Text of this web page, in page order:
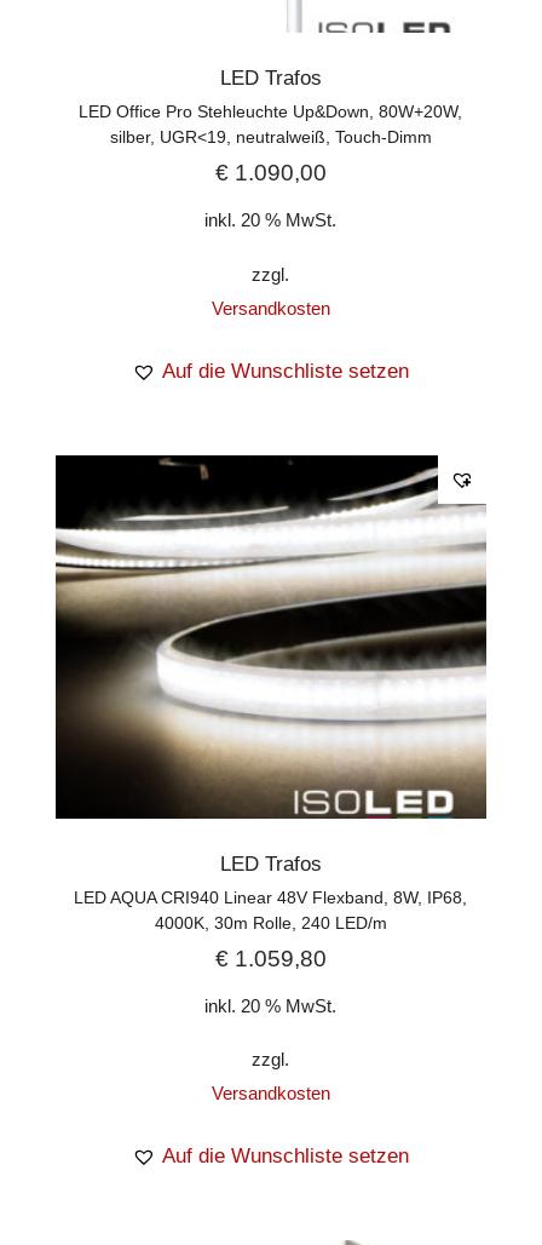
LED Trafos
LED Office Pro Stehleuchte Up&Down, 80W+20W,
silber, UGR<19, neutralweiß, Touch-Dimm
€1.090,00
inkl. 20 % MwSt.
zzgl.
Versandkosten
Auf die Wunschliste setzen
LED Trafos
LED AQUA CRI940 Linear 48V Flexband, 8W, IP68,
4000K, 30m Rolle, 240 LED/m
€1.059,80
inkl. 20 % MwSt.
zzgl.
Versandkosten
Auf die Wunschliste setzen